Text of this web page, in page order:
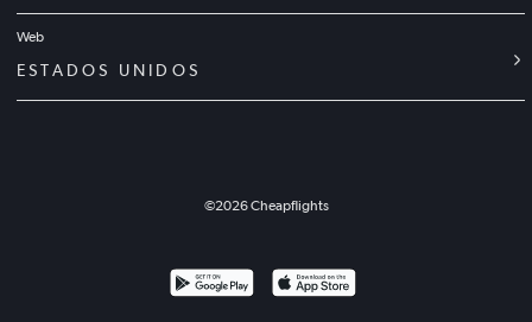
Web
ESTADOS UNIDOS
©2026Cheapflights